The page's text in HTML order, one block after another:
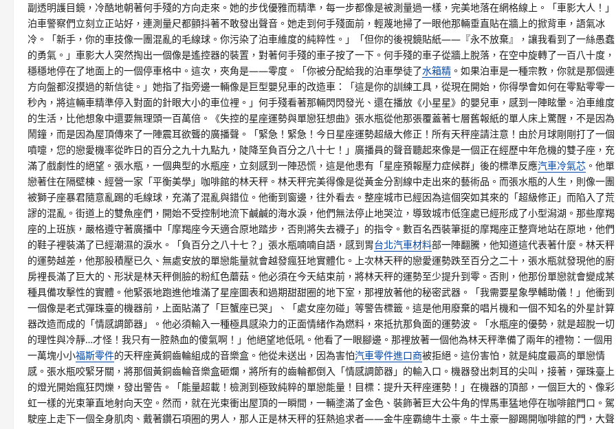
副透明護目鏡，冷酷地朝著何手殘的方向走來。她的步伐優雅而精準，每一步都像是被測量過一樣，完美地落在網格線上。「車影大人！」
泊車警察們立刻立正站好，連測量尺都顫抖著不敢發出聲音。她走到何手殘面前，輕蔑地掃了一眼他那輛垂直貼在牆上的掀背車，語氣冰
冷。「新手，你的車技像一團混亂的毛線球。你污染了泊車維度的純粹性。」「但你的後視鏡貼紙——『永不放棄』，讓我看到了一絲愚蠢
的勇氣。」車影大人突然掏出一個像是遙控器的裝置，對著何手殘的車子按了一下。何手殘的車子從牆上脫落，在空中旋轉了一百八十度，
穩穩地停在了地面上的一個停車格中。這次，夾角是——零度。「你被分配給我的泊車學徒了水箱精 。如果泊車是一種宗教，你就是那個連
方向盤都沒摸過的新信徒。」她指了指旁邊一輛像是巨型嬰兒車的改造車：「這是你的訓練工具，從現在開始，你得學會如何在零點零零一
秒內，將這輛車精準停入對面的針眼大小的車位裡。」何手殘看著那輛閃閃發光、還在播放《小星星》的嬰兒車，感到一陣眩暈。泊車維度
的生活，比他想象中還要無理頭一百萬倍。《失控的星座運勢與單戀狂想曲》張水瓶從他那張覆蓋著七層舊報紙的單人床上驚醒，不是因為
鬧鐘，而是因為屋頂傳來了一陣震耳欲聾的廣播聲。「緊急！緊急！今日星座運勢超級大修正！所有天秤座請注意！由於月球剛剛打了一個
噴嚏，您的戀愛機率從昨日的百分之九十九點九，陡降至負百分之八十七！」廣播員的聲音聽起來像是一個正在經歷中年危機的雙子座，充
滿了戲劇性的絕望。張水瓶，一個典型的水瓶座，立刻感到一陣恐慌，這是他患有「星座預報壓力症候群」後的標準反應汽車冷氣芯 。他單
戀著住在隔壁棟、經營一家「平衡美學」咖啡館的林天秤。林天秤完美得像是從黃金分割線中走出來的藝術品。而張水瓶的人生，則像一團
被獅子座暴君隨意亂踢的毛線球，充滿了混亂與錯位。他衝到窗邊，往外看去。整座城市已經因為這個突如其來的「超級修正」而陷入了荒
謬的混亂。街道上的雙魚座們，開始不受控制地流下鹹鹹的海水淚，他們無法停止地哭泣，導致城市低窪處已經形成了小型潟湖。那些摩羯
座的上班族，嚴格遵守著廣播中「摩羯座今天適合原地踏步，否則將失去襪子」的指令。數百名西裝筆挺的摩羯座正整齊地站在原地，他們
的鞋子裡裝滿了已經潮濕的淚水。「負百分之八十七？」張水瓶喃喃自語，感到胃台北汽車材料部一陣翻騰，他知道這代表著什麼。林天秤
的運勢越差，他那股積壓已久、無處安放的單戀能量就會越發瘋狂地實體化。上次林天秤的戀愛運勢跌至百分之二十，張水瓶就發現他的廚
房裡長滿了巨大的、形狀是林天秤側臉的粉紅色蘑菇。他必須在今天結束前，將林天秤的運勢至少提升到零。否則，他那份單戀就會變成某
種具備攻擊性的實體。他緊張地跑進他堆滿了星座圖表和過期甜甜圈的地下室，那裡放著他的秘密武器。「我需要星象學輔助儀！」他衝到
一個像是老式彈珠臺的機器前，上面貼滿了「巨蟹座已哭」、「處女座勿碰」等警告標籤。這是他用廢棄的唱片機和一個不知名的外星計算
器改造而成的「情感調節器」。他必須輸入一種極具感染力的正面情緒作為燃料，來抵抗那負面的運勢波。「水瓶座的優勢，就是超脫一切
的理性與冷靜…才怪！我只有一腔熱血的傻氣啊！」他絕望地低吼。他看了一眼腳邊。那裡放著一個他為林天秤準備了兩年的禮物：一個用
一萬塊小小福斯零件的天秤座黃銅齒輪組成的音樂盒。他從未送出，因為害怕汽車零件進口商被拒絕。這份害怕，就是純度最高的單戀情
感。張水瓶咬緊牙關，將那個黃銅齒輪音樂盒砸爛，將所有的齒輪都倒入「情感調節器」的輸入口。機器發出刺耳的尖叫，接著，彈珠臺上
的燈光開始瘋狂閃爍，發出警告。「能量超載！檢測到極致純粹的單戀能量！目標：提升天秤座運勢！」在機器的頂部，一個巨大的、像彩
虹一樣的光束筆直地射向天空。然而，就在光束衝出屋頂的一瞬間，一輛塗滿了金色、裝飾著巨大公牛角的悍馬車猛地停在咖啡館門口。駕
駛座上走下一個全身肌肉、戴著鑽石項圈的男人，那人正是林天秤的狂熱追求者——金牛座霸總牛土豪。牛土豪一腳踢開咖啡館的門，大聲